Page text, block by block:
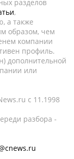
разделов
,
а также
образом, чем
компании
профиль.
дополнительной
или
c 11.1998
разбора -